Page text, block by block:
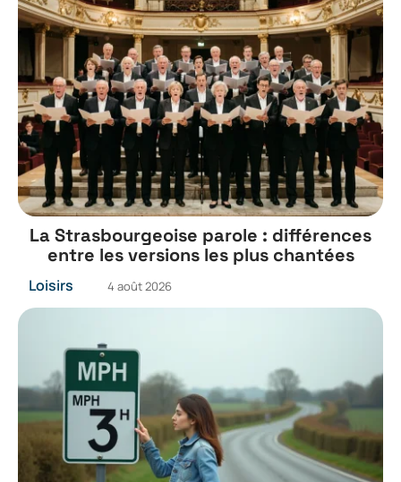
La Strasbourgeoise parole : différences
entre les versions les plus chantées
Loisirs 4 août 2026